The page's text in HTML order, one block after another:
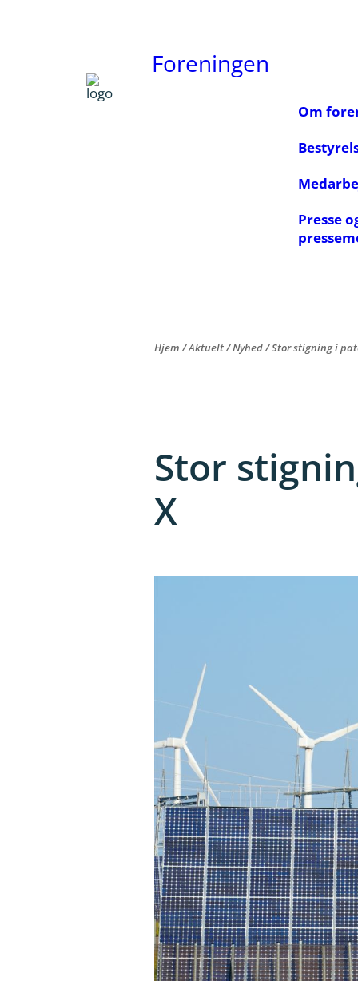
Foreningen
Om
Presse
Hjem/Aktuelt/Nyhed/Stor stigning i
Stor
X